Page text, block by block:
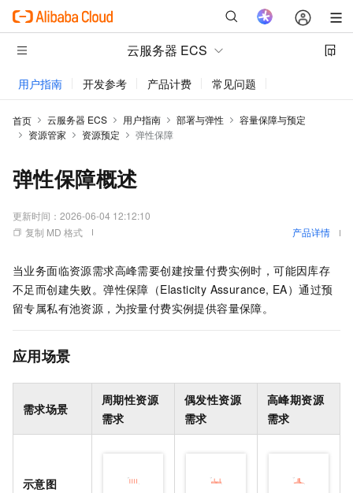
云服务器 ECS
用户指南 开发参考 产品计费 常见问题
首页 云服务器 ECS 用户指南 部署与弹性
容量保障与预定
资源管家
资源预定 弹性保障
弹性保障概述
更新时间： 2026-06-04 12:12:10
复制 MD 格式
产品详情
当业务面临资源需求高峰需要创建按量付费实例时，可能因库存
不足而创建失败。弹性保障（Elasticity Assurance, EA）通过预
留专属私有池资源，为按量付费实例提供容量保障。
应用场景
需求场景
周期性资源
需求
偶发性资源
需求
高峰期资源
需求
示意图